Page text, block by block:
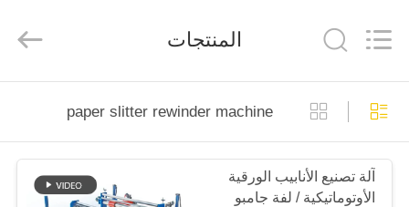
الصفحة
الرئيسية
منتجات
MACHINE
COMPANY.
Reserved.
المنتجات
paper slitter rewinder machine
آلة تصنيع الأنابيب الورقية
الأوتوماتيكية / لفة جامبو